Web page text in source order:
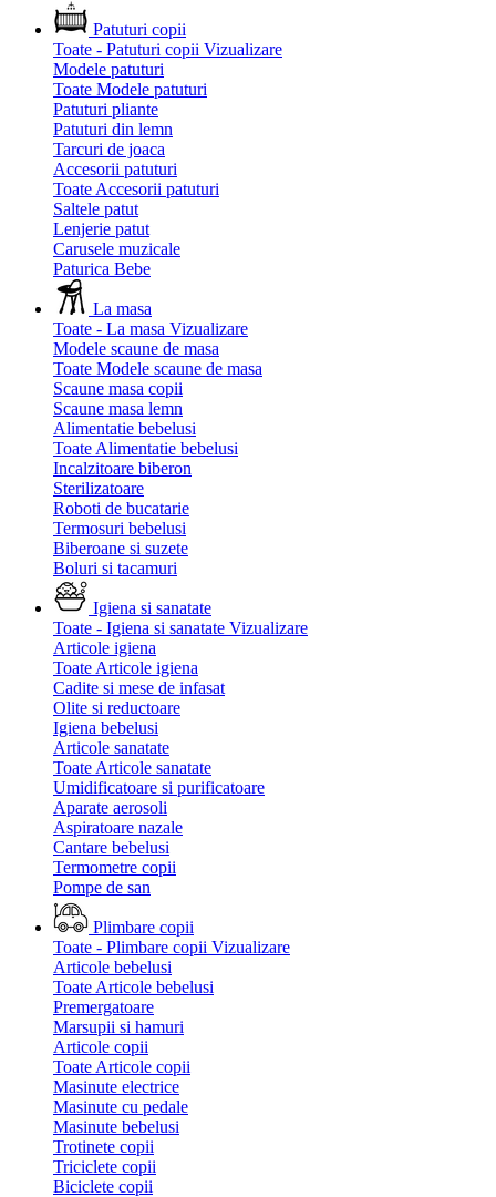
Patuturi copii
Toate - Patuturi copii Vizualizare
Modele patuturi
Toate Modele patuturi
Patuturi pliante
Patuturi din lemn
Tarcuri de joaca
Accesorii patuturi
Toate Accesorii patuturi
Saltele patut
Lenjerie patut
Carusele muzicale
Paturica Bebe
La masa
Toate - La masa Vizualizare
Modele scaune de masa
Toate Modele scaune de masa
Scaune masa copii
Scaune masa lemn
Alimentatie bebelusi
Toate Alimentatie bebelusi
Incalzitoare biberon
Sterilizatoare
Roboti de bucatarie
Termosuri bebelusi
Biberoane si suzete
Boluri si tacamuri
Igiena si sanatate
Toate - Igiena si sanatate Vizualizare
Articole igiena
Toate Articole igiena
Cadite si mese de infasat
Olite si reductoare
Igiena bebelusi
Articole sanatate
Toate Articole sanatate
Umidificatoare si purificatoare
Aparate aerosoli
Aspiratoare nazale
Cantare bebelusi
Termometre copii
Pompe de san
Plimbare copii
Toate - Plimbare copii Vizualizare
Articole bebelusi
Toate Articole bebelusi
Premergatoare
Marsupii si hamuri
Articole copii
Toate Articole copii
Masinute electrice
Masinute cu pedale
Masinute bebelusi
Trotinete copii
Triciclete copii
Biciclete copii